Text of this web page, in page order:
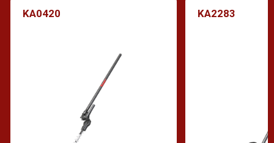
KA0420 KA2283